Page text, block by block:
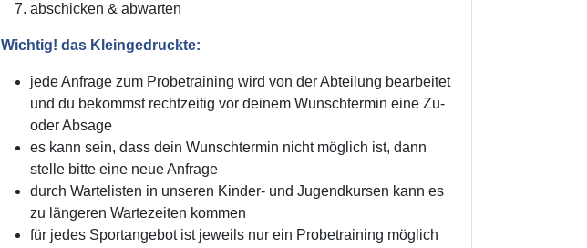
abschicken & abwarten
Wichtig! das Kleingedruckte:
jede Anfrage zum Probetraining wird von der Abteilung bearbeitet
und du bekommst rechtzeitig vor deinem Wunschtermin eine Zu-
oder Absage
es kann sein, dass dein Wunschtermin nicht möglich ist, dann
stelle bitte eine neue Anfrage
durch Wartelisten in unseren Kinder- und Jugendkursen kann es
zu längeren Wartezeiten kommen
für jedes Sportangebot ist jeweils nur ein Probetraining möglich